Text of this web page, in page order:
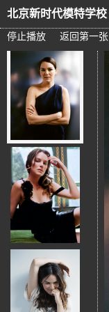
北京新时代模特学校
停止播放 返回第一张